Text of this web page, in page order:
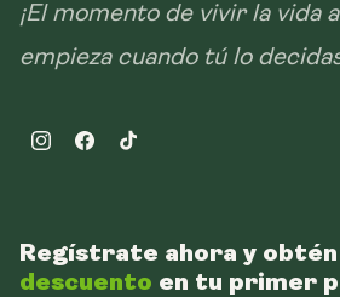
¡El momento de vivir la vida
empieza cuando tú lo
InstagramFacebookTikTok
Regístrate ahora y obtén
descuento en tu primer